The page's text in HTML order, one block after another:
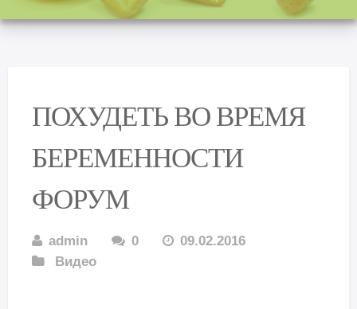
ПОХУДЕТЬ ВО ВРЕМЯ
БЕРЕМЕННОСТИ
ФОРУМ
admin 0
09.02.2016
Видео